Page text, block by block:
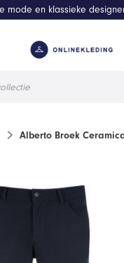
mode en klassieke
Alberto Broek